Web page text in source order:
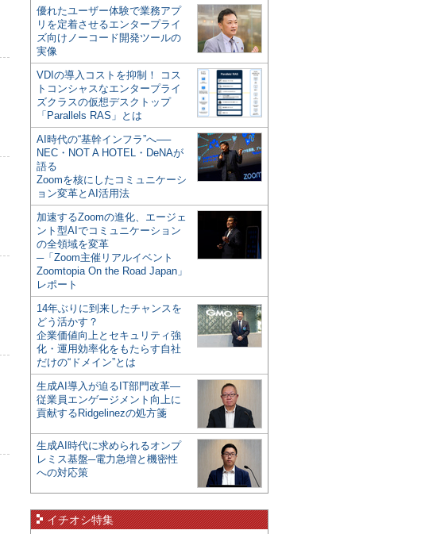
優れたユーザー体験で業務アプ
リを定着させるエンタープライ
ズ向けノーコード開発ツールの
実像
VDIの導入コストを抑制！ コス
トコンシャスなエンタープライ
ズクラスの仮想デスクトップ
「Parallels RAS」とは
AI時代の“基幹インフラ”へ──
NEC・NOT A HOTEL・DeNAが
語る
Zoomを核にしたコミュニケーシ
ョン変革とAI活用法
加速するZoomの進化、エージェ
ント型AIでコミュニケーション
の全領域を変革
─「Zoom主催リアルイベント
Zoomtopia On the Road Japan」
レポート
14年ぶりに到来したチャンスを
どう活かす？
企業価値向上とセキュリティ強
化・運用効率化をもたらす自社
だけの“ドメイン”とは
生成AI導入が迫るIT部門改革―
従業員エンゲージメント向上に
貢献するRidgelinezの処方箋
生成AI時代に求められるオンプ
レミス基盤─電力急増と機密性
への対応策
イチオシ特集